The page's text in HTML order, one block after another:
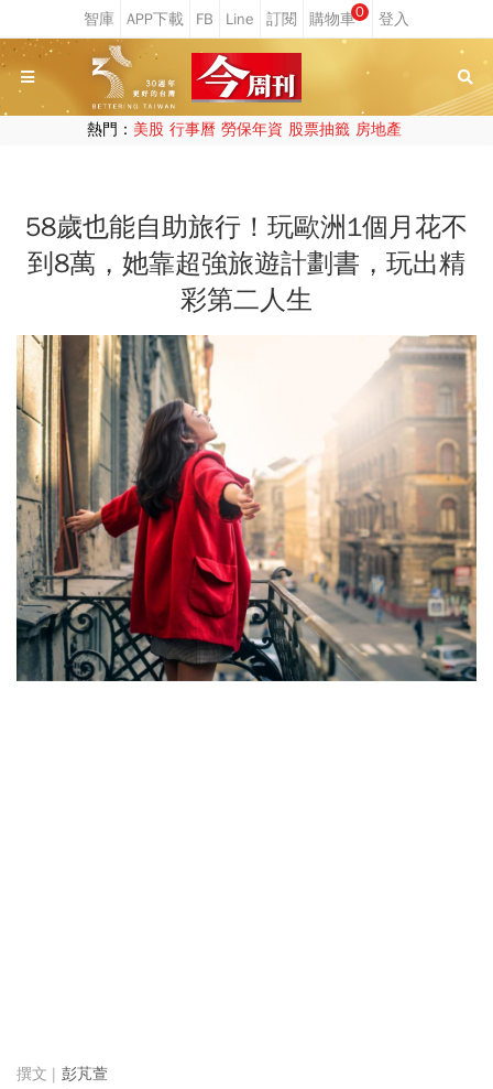
0
熱門： 美股 行事曆 勞保年資 股票抽籤 房地產
58歲也能自助旅行！玩歐洲1個月花不
到8萬，她靠超強旅遊計劃書，玩出精
彩第二人生
彭芃萱